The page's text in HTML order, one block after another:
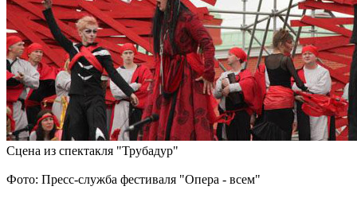
Сцена из спектакля "Трубадур"
Фото: Пресс-служба фестиваля "Опера - всем"